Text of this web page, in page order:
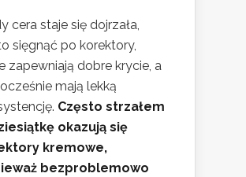
cera staje się dojrzała,
sięgnąć po korektory,
zapewniają dobre krycie, a
mają lekką
Często strzałem
okazują się
kremowe,
bezproblemowo